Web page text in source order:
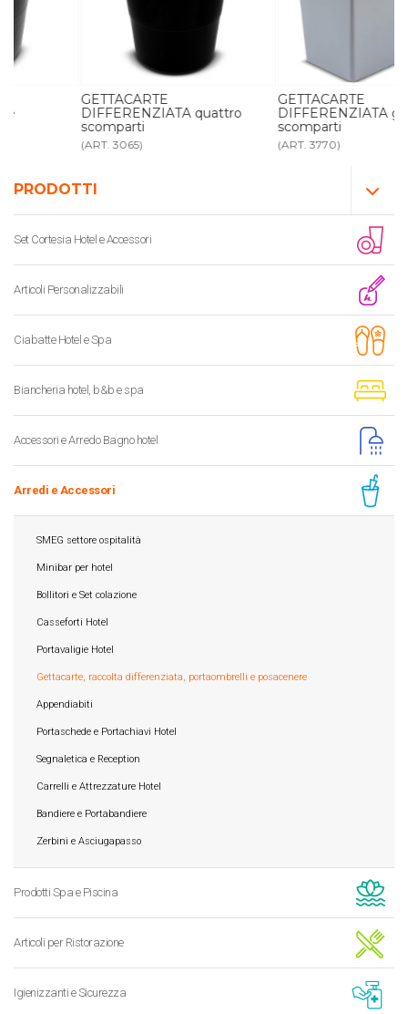
PRODOTTI
Set Cortesia Hotel e Accessori
Articoli Personalizzabili
Ciabatte Hotel e Spa
Biancheria hotel, b&b e spa
Accessori e Arredo Bagno hotel
Arredi e Accessori
SMEG settore ospitalità
Minibar per hotel
Bollitori e Set colazione
Casseforti Hotel
Portavaligie Hotel
Gettacarte, raccolta differenziata, portaombrelli e posacenere
Appendiabiti
Portaschede e Portachiavi Hotel
Segnaletica e Reception
Carrelli e Attrezzature Hotel
Bandiere e Portabandiere
Zerbini e Asciugapasso
Prodotti Spa e Piscina
Articoli per Ristorazione
Igienizzanti e Sicurezza
GETTACARTE
DIFFERENZIATA quattro
GETTACARTE
DIFFERENZIATA grigio 3